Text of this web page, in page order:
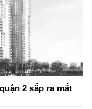
2 sắp ra mắt